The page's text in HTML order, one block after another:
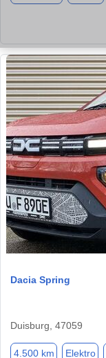
Dacia Spring
Duisburg, 47059
4.500 km Elektro